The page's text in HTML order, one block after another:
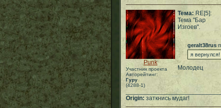
Punk
Участник проекта
Авторейтинг:
Гуру
(4288-1)
Тема: RE[5]:
Тема "Бар
Изгоев".
geralt38rus
я вернулся!
Молодец
Origin: заткнись мудаг!